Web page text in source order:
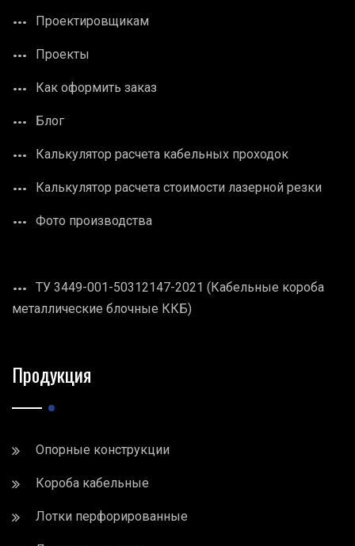
Проектировщикам
Проекты
Как оформить заказ
Блог
Калькулятор расчета кабельных проходок
Калькулятор расчета стоимости лазерной резки
Фото производства
ТУ 3449-001-50312147-2021 (Кабельные короба
металлические блочные ККБ)
Продукция
Опорные конструкции
Короба кабельные
Лотки перфорированные